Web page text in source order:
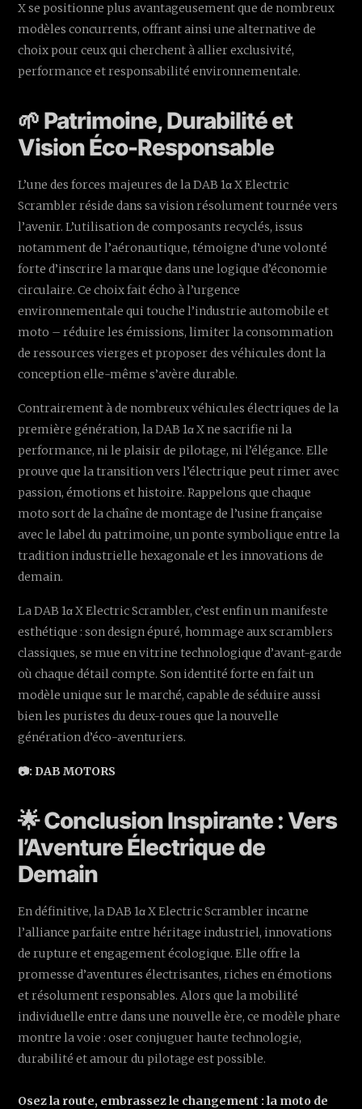
X se positionne plus avantageusement que de nombreux
modèles concurrents, offrant ainsi une alternative de
choix pour ceux qui cherchent à allier exclusivité,
performance et responsabilité environnementale.
🌱 Patrimoine, Durabilité et
Vision Éco-Responsable
L’une des forces majeures de la DAB 1α X Electric
Scrambler réside dans sa vision résolument tournée vers
l’avenir. L’utilisation de composants recyclés, issus
notamment de l’aéronautique, témoigne d’une volonté
forte d’inscrire la marque dans une logique d’économie
circulaire. Ce choix fait écho à l’urgence
environnementale qui touche l’industrie automobile et
moto – réduire les émissions, limiter la consommation
de ressources vierges et proposer des véhicules dont la
conception elle-même s’avère durable.
Contrairement à de nombreux véhicules électriques de la
première génération, la DAB 1α X ne sacrifie ni la
performance, ni le plaisir de pilotage, ni l’élégance. Elle
prouve que la transition vers l’électrique peut rimer avec
passion, émotions et histoire. Rappelons que chaque
moto sort de la chaîne de montage de l’usine française
avec le label du patrimoine, un ponte symbolique entre la
tradition industrielle hexagonale et les innovations de
demain.
La DAB 1α X Electric Scrambler, c’est enfin un manifeste
esthétique : son design épuré, hommage aux scramblers
classiques, se mue en vitrine technologique d’avant-garde
où chaque détail compte. Son identité forte en fait un
modèle unique sur le marché, capable de séduire aussi
bien les puristes du deux-roues que la nouvelle
génération d’éco-aventuriers.
📷: DAB MOTORS
🌟 Conclusion Inspirante : Vers
l’Aventure Électrique de
Demain
En définitive, la DAB 1α X Electric Scrambler incarne
l’alliance parfaite entre héritage industriel, innovations
de rupture et engagement écologique. Elle offre la
promesse d’aventures électrisantes, riches en émotions
et résolument responsables. Alors que la mobilité
individuelle entre dans une nouvelle ère, ce modèle phare
montre la voie : oser conjuguer haute technologie,
durabilité et amour du pilotage est possible.
Osez la route, embrassez le changement : la moto de